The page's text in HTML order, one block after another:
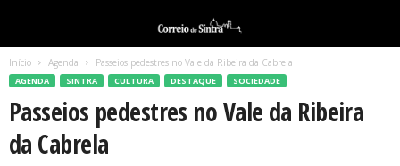
Início Agenda Passeios pedestres no Vale da Ribeira da Cabrela
AGENDA SINTRA CULTURA DESTAQUE SOCIEDADE
Passeios pedestres no Vale da Ribeira
da Cabrela